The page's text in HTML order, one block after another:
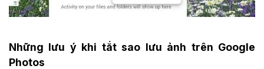
Những lưu ý khi tắt sao lưu ảnh trên Google
Photos